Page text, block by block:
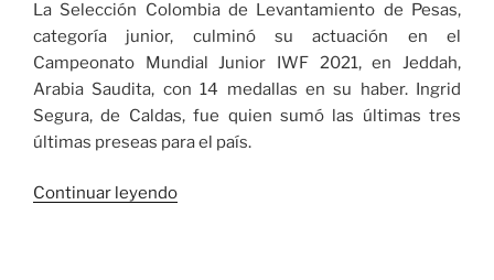
La Selección Colombia de Levantamiento de Pesas,
categoría junior, culminó su actuación en el
Campeonato Mundial Junior IWF 2021, en Jeddah,
Arabia Saudita, con 14 medallas en su haber. Ingrid
Segura, de Caldas, fue quien sumó las últimas tres
últimas preseas para el país.
Continuar leyendo«Colombia